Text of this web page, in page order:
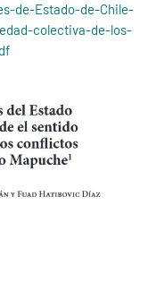
de-Estado-de-Chile-
colectiva-de-los-